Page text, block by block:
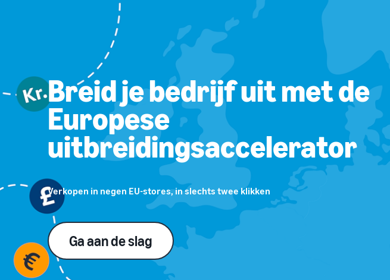
Breid je bedrijf uit met de
Europese
uitbreidingsaccelerator
Verkopen in negen EU-stores, in slechts twee klikken
Ga aan de slag